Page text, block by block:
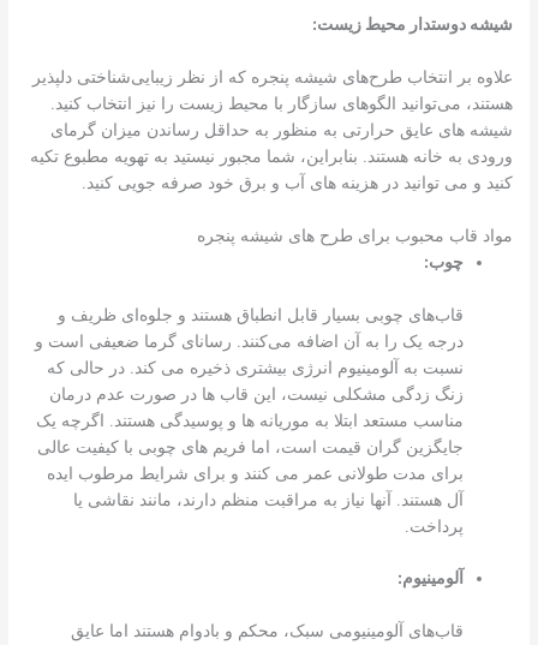
شیشه دوستدار محیط زیست:
علاوه بر انتخاب طرح‌های شیشه پنجره که از نظر زیبایی‌شناختی دلپذیر
هستند، می‌توانید الگوهای سازگار با محیط زیست را نیز انتخاب کنید.
شیشه های عایق حرارتی به منظور به حداقل رساندن میزان گرمای
ورودی به خانه هستند. بنابراین، شما مجبور نیستید به تهویه مطبوع تکیه
کنید و می توانید در هزینه های آب و برق خود صرفه جویی کنید.
مواد قاب محبوب برای طرح های شیشه پنجره
چوب:
قاب‌های چوبی بسیار قابل انطباق هستند و جلوه‌ای ظریف و
درجه یک را به آن اضافه می‌کنند. رسانای گرما ضعیفی است و
نسبت به آلومینیوم انرژی بیشتری ذخیره می کند. در حالی که
زنگ زدگی مشکلی نیست، این قاب ها در صورت عدم درمان
مناسب مستعد ابتلا به موریانه ها و پوسیدگی هستند. اگرچه یک
جایگزین گران قیمت است، اما فریم های چوبی با کیفیت عالی
برای مدت طولانی عمر می کنند و برای شرایط مرطوب ایده
آل هستند. آنها نیاز به مراقبت منظم دارند، مانند نقاشی یا
پرداخت.
آلومینیوم:
قاب‌های آلومینیومی سبک، محکم و بادوام هستند اما عایق